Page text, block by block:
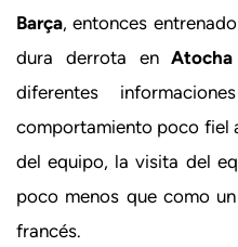
Barça, entonces
dura derrota enAtocha
diferentes
comportamiento poco fiel
del equipo, la visita del
poco menos que como
francés.